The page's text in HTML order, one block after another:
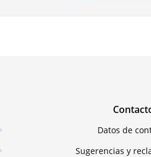
Datos de
Sugerencias y